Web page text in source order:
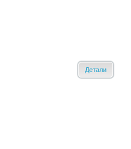
Детали